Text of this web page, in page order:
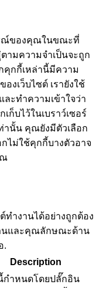
รณ์ของคุณในขณะที่
ามความจำเป็นจะถูก
คุกกี้เหล่านี้มีความ
งเว็บไซต์ เรายังใช้
ะทำความเข้าใจว่า
ก็บไว้ในเบราว์เซอร์
นั้น คุณยังมีตัวเลือก
ไม่ใช้คุกกี้บางตัวอาจ
ณ
ทำงานได้อย่างถูกต้อง
นและคุณลักษณะด้าน
.
Description
กำหนดโดยปลั๊กอิน